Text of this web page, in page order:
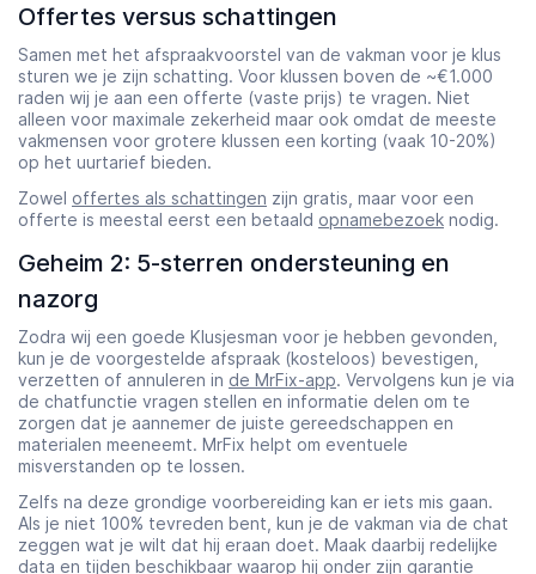
Offertes versus schattingen
Samen met het afspraakvoorstel van de vakman voor je klus
sturen we je zijn schatting. Voor klussen boven de ~€1.000
raden wij je aan een offerte (vaste prijs) te vragen. Niet
alleen voor maximale zekerheid maar ook omdat de meeste
vakmensen voor grotere klussen een korting (vaak 10-20%)
op het uurtarief bieden.
Zowel offertes als schattingen zijn gratis, maar voor een
offerte is meestal eerst een betaald opnamebezoek nodig.
Geheim 2: 5-sterren ondersteuning en
nazorg
Zodra wij een goede Klusjesman voor je hebben gevonden,
kun je de voorgestelde afspraak (kosteloos) bevestigen,
verzetten of annuleren in de MrFix-app. Vervolgens kun je via
de chatfunctie vragen stellen en informatie delen om te
zorgen dat je aannemer de juiste gereedschappen en
materialen meeneemt. MrFix helpt om eventuele
misverstanden op te lossen.
Zelfs na deze grondige voorbereiding kan er iets mis gaan.
Als je niet 100% tevreden bent, kun je de vakman via de chat
zeggen wat je wilt dat hij eraan doet. Maak daarbij redelijke
data en tijden beschikbaar waarop hij onder zijn garantie